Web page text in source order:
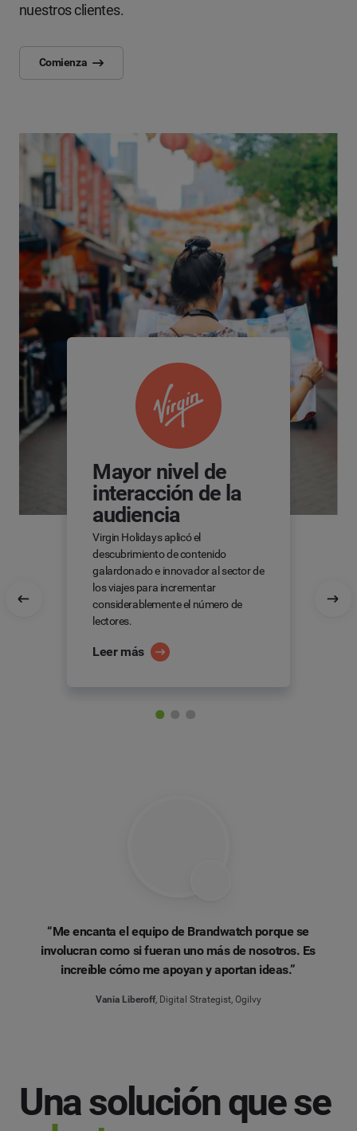
nuestros clientes.
Comienza
Mayor nivel de
interacción de la
audiencia
Virgin Holidays aplicó el
descubrimiento de contenido
galardonado e innovador al sector de
los viajes para incrementar
considerablemente el número de
lectores.
Leer más
“Me encanta el equipo de Brandwatch porque se
involucran como si fueran uno más de nosotros. Es
increíble cómo me apoyan y aportan ideas.”
Vania Liberoff, Digital Strategist, Ogilvy
Una solución que se